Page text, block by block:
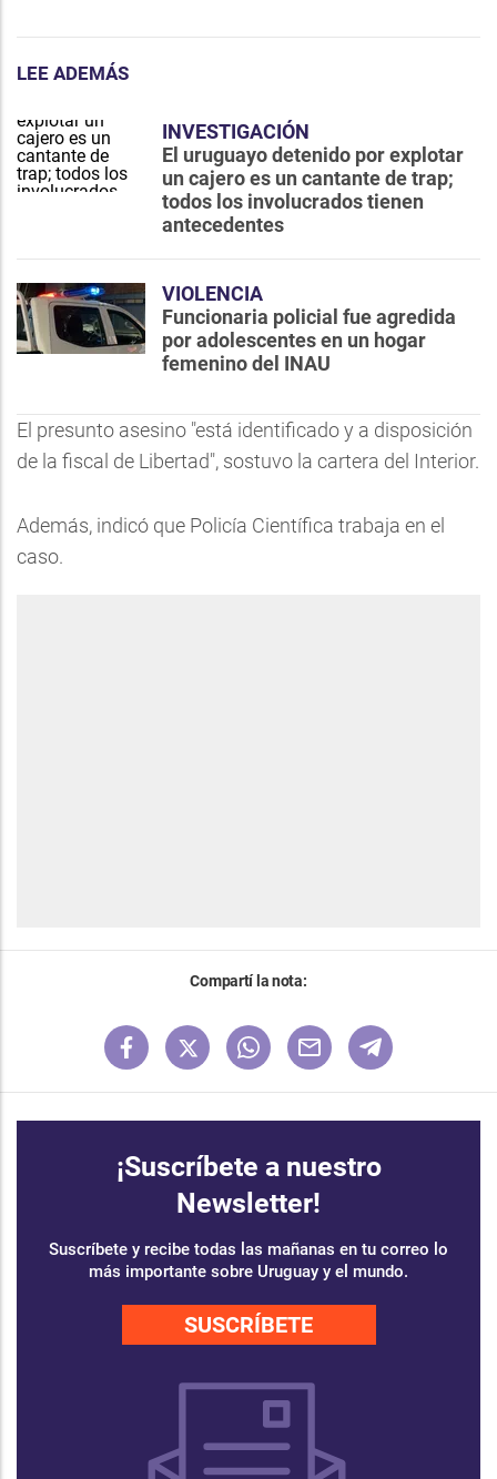
LEE ADEMÁS
INVESTIGACIÓN
El uruguayo detenido por explotar
un cajero es un cantante de trap;
todos los involucrados tienen
antecedentes
VIOLENCIA
Funcionaria policial fue agredida
por adolescentes en un hogar
femenino del INAU
El presunto asesino "está identificado y a disposición
de la fiscal de Libertad", sostuvo la cartera del Interior.
Además, indicó que Policía Científica trabaja en el
caso.
Compartí la nota:
¡Suscríbete a nuestro
Newsletter!
Suscríbete y recibe todas las mañanas en tu correo lo
más importante sobre Uruguay y el mundo.
SUSCRÍBETE